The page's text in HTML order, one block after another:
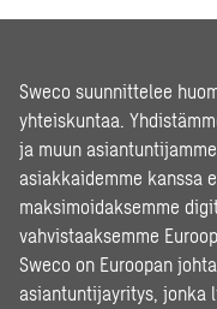
Sweco suunnittelee
yhteiskuntaa.
ja muun
asiakkaidemme kanssa
maksimoidaksemme
vahvistaaksemme
Sweco on Euroopan
asiantuntijayritys, jonka